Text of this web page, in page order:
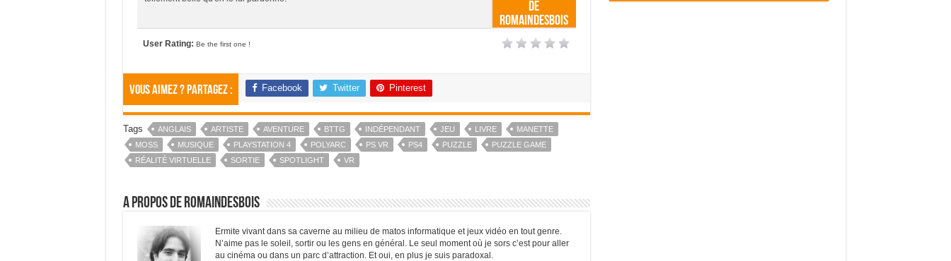
de
RomainDesBois
User Rating: Be the first one !
Vous aimez ? Partagez : Facebook Twitter Pinterest
Tags ANGLAIS ARTISTE AVENTURE BTTG INDÉPENDANT JEU LIVRE
MANETTE
MOSS
MUSIQUE PLAYSTATION 4 POLYARC PS VR PS4 PUZZLE
PUZZLE GAME
RÉALITÉ VIRTUELLE
SORTIE SPOTLIGHT VR
A propos de RomainDesBois
Ermite vivant dans sa caverne au milieu de matos informatique et jeux vidéo en tout genre.
N’aime pas le soleil, sortir ou les gens en général. Le seul moment où je sors c’est pour aller
au cinéma ou dans un parc d’attraction. Et oui, en plus je suis paradoxal.